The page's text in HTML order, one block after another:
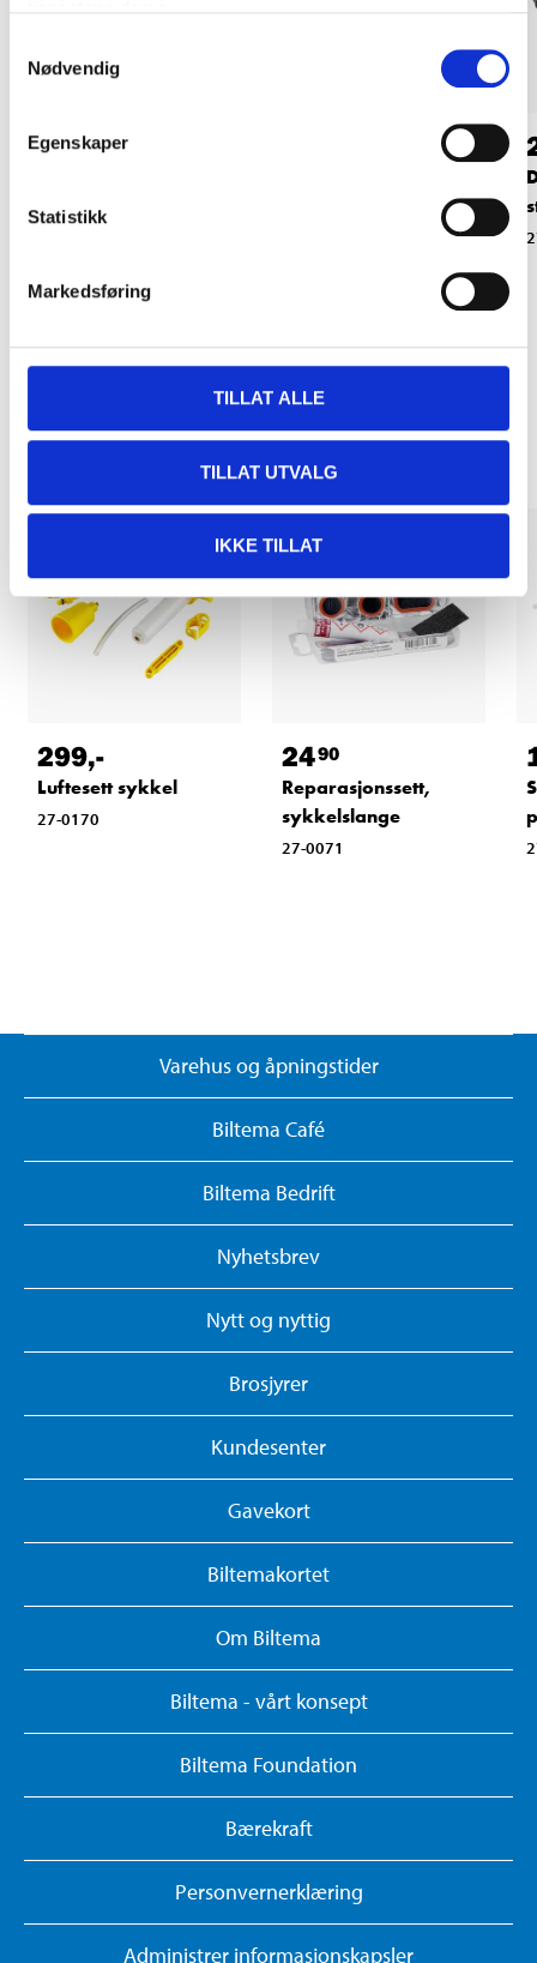
Nødvendig
Egenskaper
Statistikk
Markedsføring
TILLAT ALLE
TILLAT UTVALG
IKKE TILLAT
2490
sykkelslange
35/44-622/630 mm
Relaterte produkter
299,-
Luftesett sykkel
27-0170
2490
Reparasjonssett,
sykkelslange
27-0071
Varehus og åpningstider
Biltema Café
Biltema Bedrift
Nyhetsbrev
Nytt og nyttig
Brosjyrer
Kundesenter
Gavekort
Biltemakortet
Om Biltema
Biltema - vårt konsept
Biltema Foundation
Bærekraft
Personvernerklæring
Administrer informasjonskapsler